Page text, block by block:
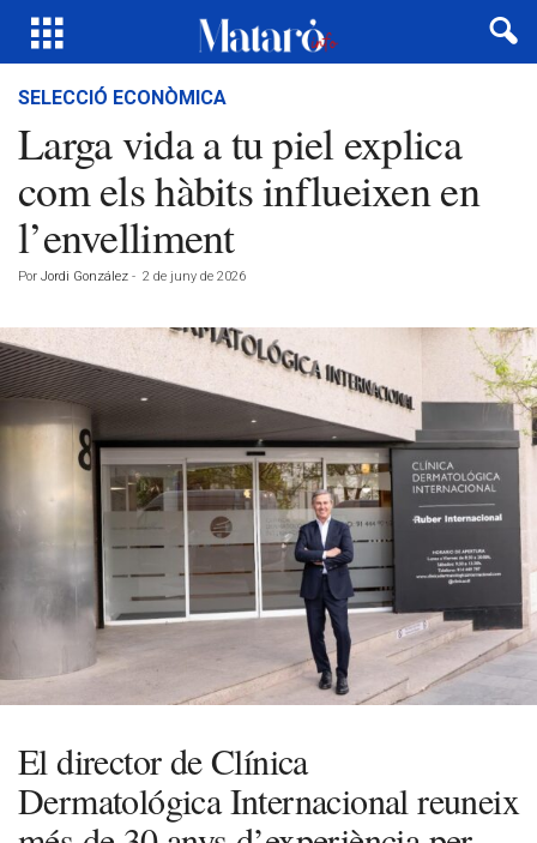
SELECCIÓ ECONÒMICA
Larga vida a tu piel explica
com els hàbits influeixen en
l’envelliment
Por Jordi González - 2 de juny de 2026
El director de Clínica
Dermatológica Internacional reuneix